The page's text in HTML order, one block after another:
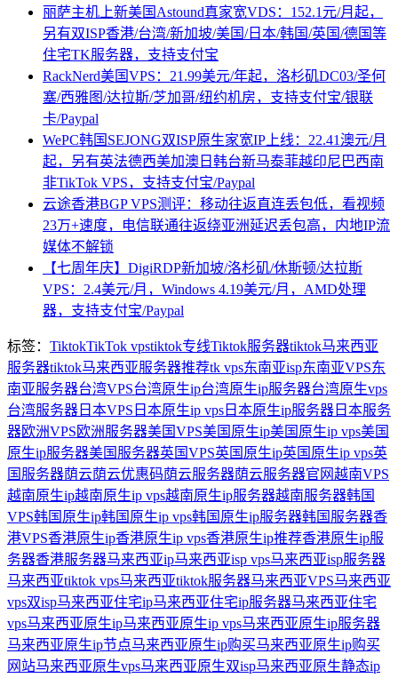
丽萨主机上新美国Astound真家宽VDS：152.1元/月起，
另有双ISP香港/台湾/新加坡/美国/日本/韩国/英国/德国等
住宅TK服务器，支持支付宝
RackNerd美国VPS：21.99美元/年起，洛杉矶DC03/圣何
塞/西雅图/达拉斯/芝加哥/纽约机房，支持支付宝/银联
卡/Paypal
WePC韩国SEJONG双ISP原生家宽IP上线：22.41澳元/月
起，另有英法德西美加澳日韩台新马泰菲越印尼巴西南
非TikTok VPS，支持支付宝/Paypal
云途香港BGP VPS测评：移动往返直连丢包低，看视频
23万+速度，电信联通往返绕亚洲延迟丢包高，内地IP流
媒体不解锁
【七周年庆】DigiRDP新加坡/洛杉矶/休斯顿/达拉斯
VPS：2.4美元/月，Windows 4.19美元/月，AMD处理
器，支持支付宝/Paypal
标签： TiktokTikTok vpstiktok专线Tiktok服务器tiktok马来西亚
服务器tiktok马来西亚服务器推荐tk vps东南亚isp东南亚VPS东
南亚服务器台湾VPS台湾原生ip台湾原生ip服务器台湾原生vps
台湾服务器 日本VPS 日本原生ip vps 日本原生ip服务器 日本服务
器欧洲VPS欧洲服务器美国VPS美国原生ip美国原生ip vps美国
原生ip服务器美国服务器英国VPS英国原生ip英国原生ip vps英
国服务器荫云荫云优惠码荫云服务器荫云服务器官网越南VPS
越南原生ip越南原生ip vps越南原生ip服务器越南服务器韩国
VPS韩国原生ip韩国原生ip vps韩国原生ip服务器韩国服务器香
港VPS香港原生ip香港原生ip vps香港原生ip推荐香港原生ip服
务器香港服务器马来西亚ip马来西亚isp vps马来西亚isp服务器
马来西亚tiktok vps马来西亚tiktok服务器马来西亚VPS马来西亚
vps双isp马来西亚住宅ip马来西亚住宅ip服务器马来西亚住宅
vps马来西亚原生ip马来西亚原生ip vps马来西亚原生ip服务器
马来西亚原生ip节点马来西亚原生ip购买马来西亚原生ip购买
网站马来西亚原生vps马来西亚原生双isp马来西亚原生静态ip